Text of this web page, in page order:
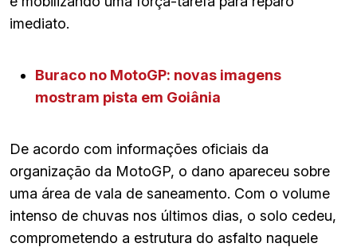
imediato.
Buraco no MotoGP: novas imagens
mostram pista em Goiânia
De acordo com informações oficiais da
organização da MotoGP, o dano apareceu sobre
uma área de vala de saneamento. Com o volume
intenso de chuvas nos últimos dias, o solo cedeu,
comprometendo a estrutura do asfalto naquele